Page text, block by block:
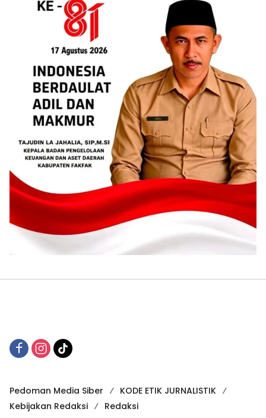
Pedoman Media Siber
KODE ETIK JURNALISTIK
Kebijakan Redaksi
Redaksi